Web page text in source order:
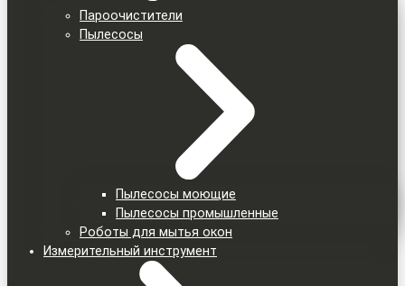
Пароочистители
Пылесосы
Пылесосы моющие
Пылесосы промышленные
Роботы для мытья окон
Измерительный инструмент